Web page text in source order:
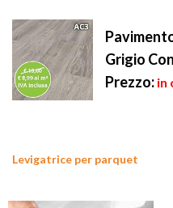
Grigio
Prezzo: in
Levigatrice per parquet